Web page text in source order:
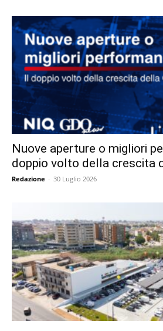
Nuove aperture o migliori
doppio volto della crescita
Redazione - 30 Luglio 2026